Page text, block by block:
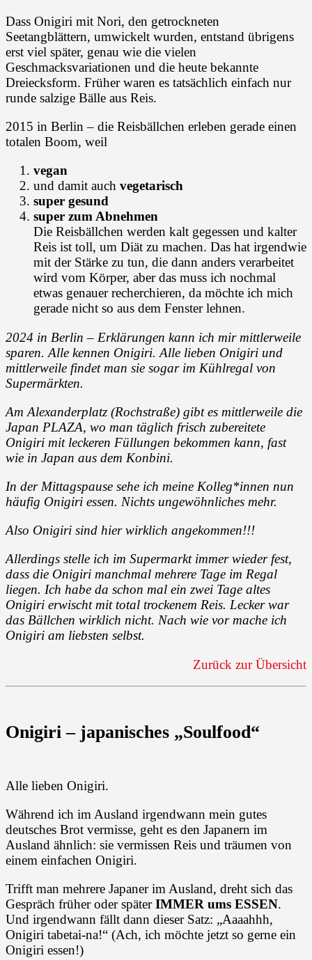
Dass Onigiri mit Nori, den getrockneten
Seetangblättern, umwickelt wurden, entstand übrigens
erst viel später, genau wie die vielen
Geschmacksvariationen und die heute bekannte
Dreiecksform. Früher waren es tatsächlich einfach nur
runde salzige Bälle aus Reis.
2015 in Berlin – die Reisbällchen erleben gerade einen
totalen Boom, weil
vegan
und damit auch vegetarisch
super gesund
super zum Abnehmen
Die Reisbällchen werden kalt gegessen und kalter
Reis ist toll, um Diät zu machen. Das hat irgendwie
mit der Stärke zu tun, die dann anders verarbeitet
wird vom Körper, aber das muss ich nochmal
etwas genauer recherchieren, da möchte ich mich
gerade nicht so aus dem Fenster lehnen.
2024 in Berlin – Erklärungen kann ich mir mittlerweile
sparen. Alle kennen Onigiri. Alle lieben Onigiri und
mittlerweile findet man sie sogar im Kühlregal von
Supermärkten.
Am Alexanderplatz (Rochstraße) gibt es mittlerweile die
Japan PLAZA, wo man täglich frisch zubereitete
Onigiri mit leckeren Füllungen bekommen kann, fast
wie in Japan aus dem Konbini.
In der Mittagspause sehe ich meine Kolleg*innen nun
häufig Onigiri essen. Nichts ungewöhnliches mehr.
Also Onigiri sind hier wirklich angekommen!!!
Allerdings stelle ich im Supermarkt immer wieder fest,
dass die Onigiri manchmal mehrere Tage im Regal
liegen. Ich habe da schon mal ein zwei Tage altes
Onigiri erwischt mit total trockenem Reis. Lecker war
das Bällchen wirklich nicht. Nach wie vor mache ich
Onigiri am liebsten selbst.
Zurück zur Übersicht
Onigiri – japanisches „Soulfood“
Alle lieben Onigiri.
Während ich im Ausland irgendwann mein gutes
deutsches Brot vermisse, geht es den Japanern im
Ausland ähnlich: sie vermissen Reis und träumen von
einem einfachen Onigiri.
Trifft man mehrere Japaner im Ausland, dreht sich das
Gespräch früher oder späterIMMER ums ESSEN.
Und irgendwann fällt dann dieser Satz: „Aaaahhh,
Onigiri tabetai-na!“ (Ach, ich möchte jetzt so gerne ein
Onigiri essen!)